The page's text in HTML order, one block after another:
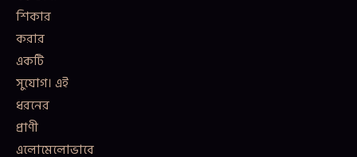
শিকার
করার
একটি
সুযোগ। এই
ধরনের
প্রাণী
এলোমেলোভাবে